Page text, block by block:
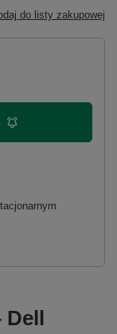
do listy zakupowej
Dell